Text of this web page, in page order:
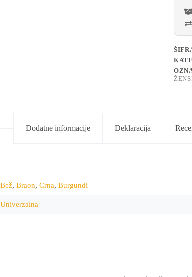
Dodatne informacije Deklaracija
Bež, Braon, Crna, Burgundi
Univerzalna